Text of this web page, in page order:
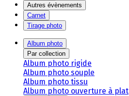
Autres évènements
Carnet
Tirage photo
Album photo
Par collection
Album photo rigide
Album photo souple
Album photo tissu
Album photo ouverture à plat